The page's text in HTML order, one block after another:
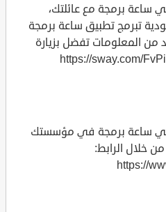
ساعة برمجة مع عائلتك،
تبرمج تطبيق ساعة برمجة
من المعلومات تفضل بزيارة
في ساعة برمجة في مؤسستك
خلال الرابط:
https://